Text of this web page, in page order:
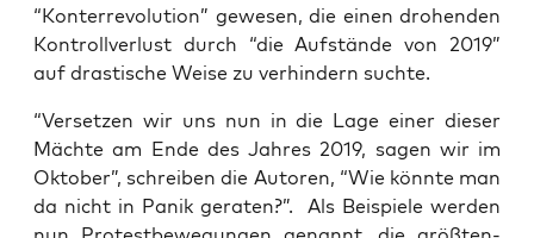
“Kon­ter­re­vo­lu­ti­on” gewe­sen, die einen dro­hen­den
Kon­troll­ver­lust durch “die Auf­stän­de von 2019”
auf dras­ti­sche Wei­se zu ver­hin­dern suchte.
“Ver­set­zen wir uns nun in die Lage einer die­ser
Mäch­te am Ende des Jah­res 2019, sagen wir im
Okto­ber”, schrei­ben die Autoren, “Wie könn­te man
da nicht in Panik gera­ten?”. Als Bei­spie­le wer­den